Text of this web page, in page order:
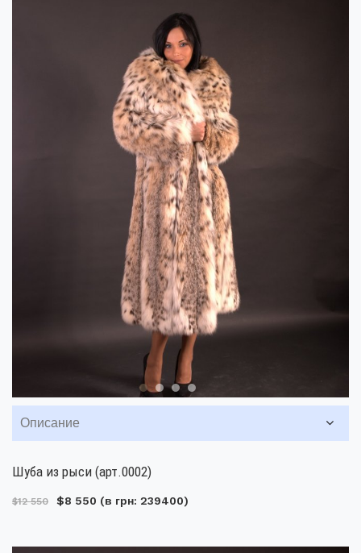
Описание
Шуба из рыси (арт.0002)
$12 550 $8 550 (в грн: 239400)